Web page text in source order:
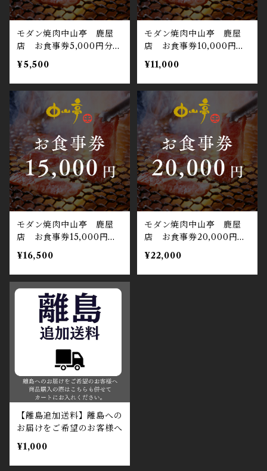
モダン焼肉中山亭 鹿屋
店 お食事券5,000円分
記念日やお祝い、ギフトに
おすすめ
¥5,500
モダン焼肉中山亭 鹿屋
店 お食事券10,000円
分 記念日やお祝い、ギフ
トにおすすめ
¥11,000
モダン焼肉中山亭 鹿屋
店 お食事券15,000円
分 記念日やお祝い、ギフ
トにおすすめ
¥16,500
モダン焼肉中山亭 鹿屋
店 お食事券20,000円
分 記念日やお祝い、ギフ
トにおすすめ
¥22,000
【離島追加送料】離島への
お届けをご希望のお客様へ
¥1,000